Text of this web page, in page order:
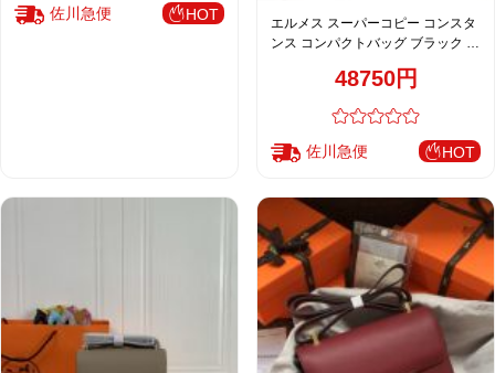
佐川急便 HOT
エルメス スーパーコピー コンスタ
ンス コンパクトバッグ ブラック ゴ
48750円
佐川急便 HOT